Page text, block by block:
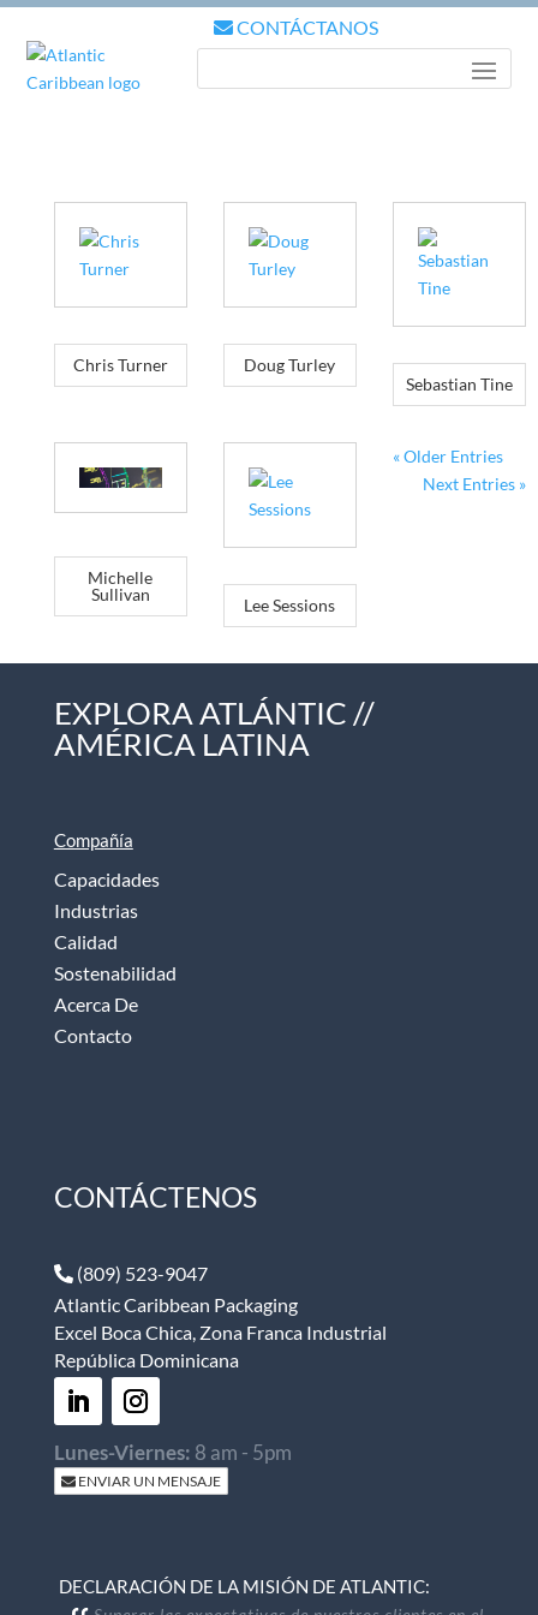
CONTÁCTANOS
Chris Turner
Doug Turley
Sebastian Tine
Michelle
Sullivan
Lee Sessions
« Older Entries
Next Entries »
EXPLORA ATLÁNTIC //
AMÉRICA LATINA
Compañía
Capacidades
Industrias
Calidad
Sostenabilidad
Acerca De
Contacto
CONTÁCTENOS
(809) 523-9047
Atlantic Caribbean Packaging
Excel Boca Chica, Zona Franca Industrial
República Dominicana
Lunes-Viernes: 8 am - 5pm
ENVIAR UN MENSAJE
DECLARACIÓN DE LA MISIÓN DE ATLANTIC: